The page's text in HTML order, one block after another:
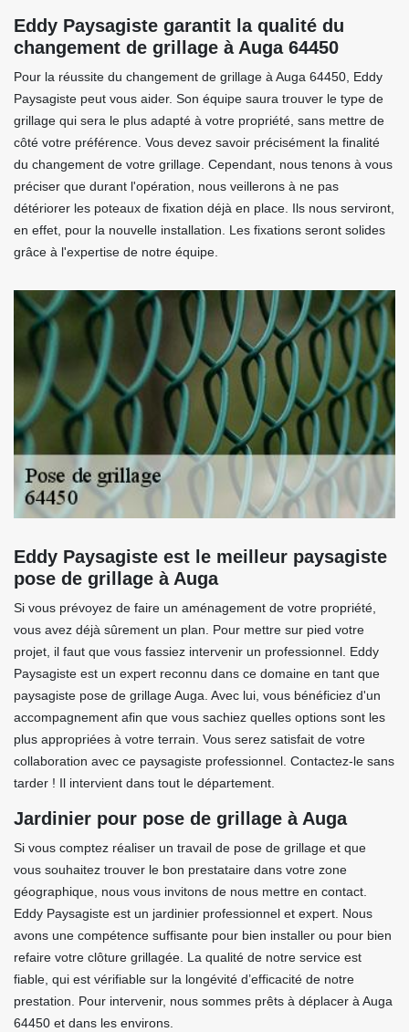
Eddy Paysagiste garantit la qualité du
changement de grillage à Auga 64450
Pour la réussite du changement de grillage à Auga 64450, Eddy
Paysagiste peut vous aider. Son équipe saura trouver le type de
grillage qui sera le plus adapté à votre propriété, sans mettre de
côté votre préférence. Vous devez savoir précisément la finalité
du changement de votre grillage. Cependant, nous tenons à vous
préciser que durant l'opération, nous veillerons à ne pas
détériorer les poteaux de fixation déjà en place. Ils nous serviront,
en effet, pour la nouvelle installation. Les fixations seront solides
grâce à l'expertise de notre équipe.
Eddy Paysagiste est le meilleur paysagiste
pose de grillage à Auga
Si vous prévoyez de faire un aménagement de votre propriété,
vous avez déjà sûrement un plan. Pour mettre sur pied votre
projet, il faut que vous fassiez intervenir un professionnel. Eddy
Paysagiste est un expert reconnu dans ce domaine en tant que
paysagiste pose de grillage Auga. Avec lui, vous bénéficiez d'un
accompagnement afin que vous sachiez quelles options sont les
plus appropriées à votre terrain. Vous serez satisfait de votre
collaboration avec ce paysagiste professionnel. Contactez-le sans
tarder ! Il intervient dans tout le département.
Jardinier pour pose de grillage à Auga
Si vous comptez réaliser un travail de pose de grillage et que
vous souhaitez trouver le bon prestataire dans votre zone
géographique, nous vous invitons de nous mettre en contact.
Eddy Paysagiste est un jardinier professionnel et expert. Nous
avons une compétence suffisante pour bien installer ou pour bien
refaire votre clôture grillagée. La qualité de notre service est
fiable, qui est vérifiable sur la longévité d’efficacité de notre
prestation. Pour intervenir, nous sommes prêts à déplacer à Auga
64450 et dans les environs.